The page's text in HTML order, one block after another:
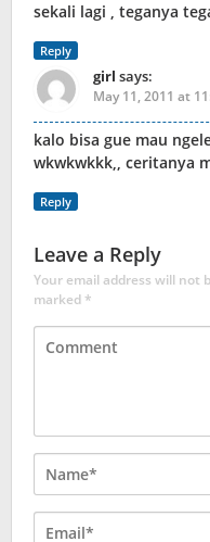
sekali lagi , teganya
Reply
girl says:
May 11, 2011 at
kalo bisa gue mau
wkwkwkkk,, ceritanya
Reply
Leave a Reply
Your email address will not
marked*